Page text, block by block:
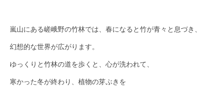
嵐山にある嵯峨野の竹林では、春になると竹が青々と息づき、
幻想的な世界が広がります。
ゆっくりと竹林の道を歩くと、心が洗われて、
寒かった冬が終わり、植物の芽ぶきを